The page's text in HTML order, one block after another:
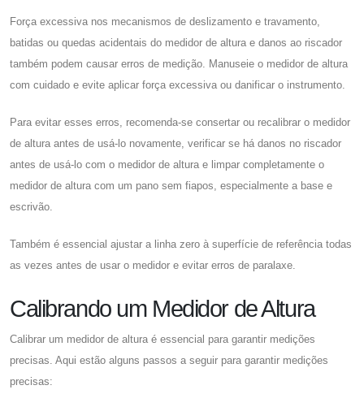
Força excessiva nos mecanismos de deslizamento e travamento,
batidas ou quedas acidentais do medidor de altura e danos ao riscador
também podem causar erros de medição. Manuseie o medidor de altura
com cuidado e evite aplicar força excessiva ou danificar o instrumento.
Para evitar esses erros, recomenda-se consertar ou recalibrar o medidor
de altura antes de usá-lo novamente, verificar se há danos no riscador
antes de usá-lo com o medidor de altura e limpar completamente o
medidor de altura com um pano sem fiapos, especialmente a base e
escrivão.
Também é essencial ajustar a linha zero à superfície de referência todas
as vezes antes de usar o medidor e evitar erros de paralaxe.
Calibrando um Medidor de Altura
Calibrar um medidor de altura é essencial para garantir medições
precisas. Aqui estão alguns passos a seguir para garantir medições
precisas: